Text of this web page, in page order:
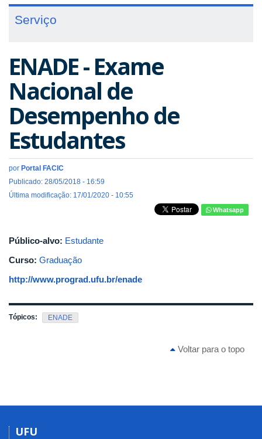
Serviço
ENADE - Exame
Nacional de
Desempenho de
Estudantes
por Portal FACIC
Publicado: 28/05/2018 - 16:59
Última modificação: 17/01/2020 - 10:55
Whatsapp
Público-alvo: Estudante
Curso: Graduação
http://www.prograd.ufu.br/enade
Tópicos: ENADE
Voltar para o topo
UFU